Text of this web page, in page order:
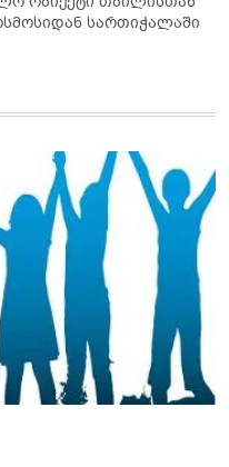
ახლოს ანუ კოსმოსიდან სართიჭალაში